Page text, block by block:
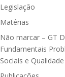
Legislação
Matérias
Não marcar – GT
Fundamentais
Sociais e